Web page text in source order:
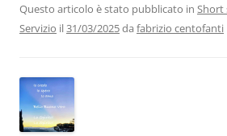
b
o
o
k
dI
n
A
p
a
m
Questo articolo è stato pubblicato in Short
Servizio il31/03/2025da fabrizio centofanti